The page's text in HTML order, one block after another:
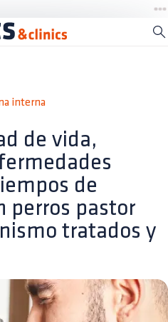
interna
de vida,
de
perros pastor
tratados y